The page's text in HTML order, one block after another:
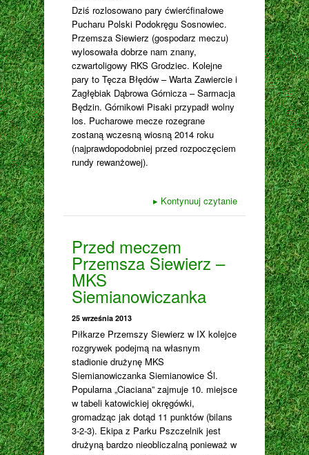
Dziś rozlosowano pary ćwierćfinałowe
Pucharu Polski Podokręgu Sosnowiec.
Przemsza Siewierz (gospodarz meczu)
wylosowała dobrze nam znany,
czwartoligowy RKS Grodziec. Kolejne
pary to Tęcza Błędów – Warta Zawiercie i
Zagłębiak Dąbrowa Górnicza – Sarmacja
Będzin. Górnikowi Pisaki przypadł wolny
los. Pucharowe mecze rozegrane
zostaną wczesną wiosną 2014 roku
(najprawdopodobniej przed rozpoczęciem
rundy rewanżowej).
▸ Kontynuuj czytanie
Przed meczem
Przemsza Siewierz –
MKS
Siemianowiczanka
25 września 2013
Piłkarze Przemszy Siewierz w IX kolejce
rozgrywek podejmą na własnym
stadionie drużynę MKS
Siemianowiczanka Siemianowice Śl.
Popularna „Ciaciana” zajmuje 10. miejsce
w tabeli katowickiej okręgówki,
gromadząc jak dotąd 11 punktów (bilans
3-2-3). Ekipa z Parku Pszczelnik jest
drużyną bardzo nieobliczalną ponieważ w